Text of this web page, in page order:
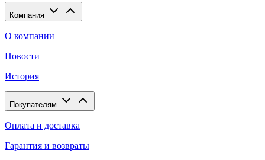
Компания
О компании
Новости
История
Покупателям
Оплата и доставка
Гарантия и возвраты